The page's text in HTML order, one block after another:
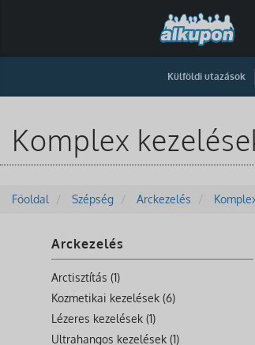
Külföldi utazások
Komplex
Főoldal Szépség Arckezelés
Arckezelés
Arctisztítás (1)
Kozmetikai kezelések (6)
Lézeres kezelések (1)
Ultrahangos kezelések (1)